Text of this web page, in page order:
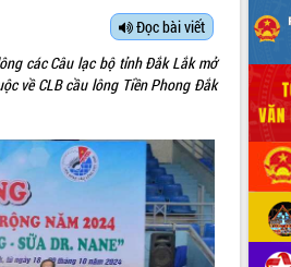
Đọc bài viết
các Câu lạc bộ tỉnh Đắk Lắk mở
về CLB cầu lông Tiền Phong Đắk